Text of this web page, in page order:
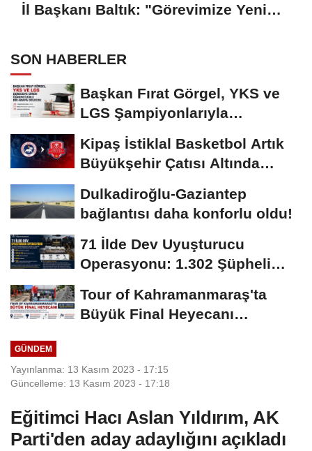
İl Başkanı Baltık: "Görevimize Yeni
SON HABERLER
Başkan Fırat Görgel, YKS ve
LGS Şampiyonlarıyla
Buluşacak
Kipaş İstiklal Basketbol Artık
Büyükşehir Çatısı Altında
Dulkadiroğlu-Gaziantep
bağlantısı daha konforlu oldu!
71 İlde Dev Uyuşturucu
Operasyonu: 1.302 Şüpheli
Tour of Kahramanmaraş'ta
Büyük Final Heyecanı
GÜNDEM
Yayınlanma: 13 Kasım 2023 - 17:15
Güncelleme: 13 Kasım 2023 - 17:18
Eğitimci Hacı Aslan Yıldırım, AK
Parti'den aday adaylığını açıkladı